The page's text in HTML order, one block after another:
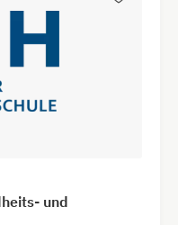
und